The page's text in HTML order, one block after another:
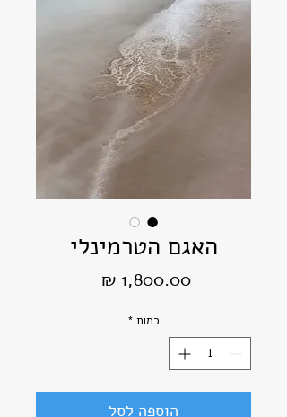
האגם הטרמינלי
‏1,800.00 ‏₪
כמות *
הוספה לסל